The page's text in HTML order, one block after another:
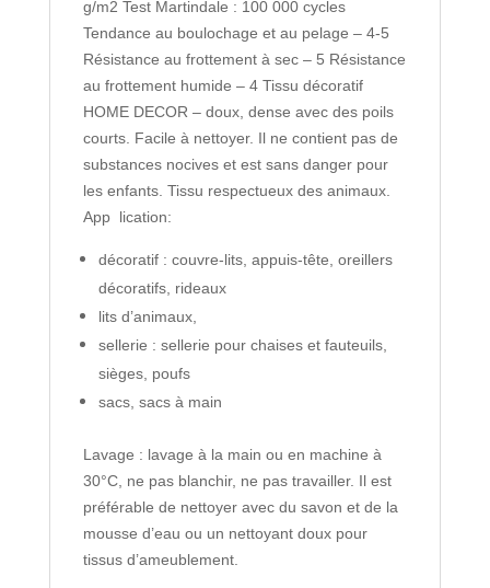
g/m2 Test Martindale : 100 000 cycles
Tendance au boulochage et au pelage – 4-5
Résistance au frottement à sec – 5 Résistance
au frottement humide – 4 Tissu décoratif
HOME DECOR – doux, dense avec des poils
courts. Facile à nettoyer. Il ne contient pas de
substances nocives et est sans danger pour
les enfants. Tissu respectueux des animaux.
App lication:
décoratif : couvre-lits, appuis-tête, oreillers
décoratifs, rideaux
lits d’animaux,
sellerie : sellerie pour chaises et fauteuils,
sièges, poufs
sacs, sacs à main
Lavage : lavage à la main ou en machine à
30°C, ne pas blanchir, ne pas travailler. Il est
préférable de nettoyer avec du savon et de la
mousse d’eau ou un nettoyant doux pour
tissus d’ameublement.